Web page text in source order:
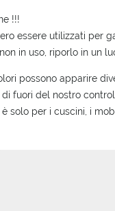
!!!
essere utilizzati per
in uso, riporlo in un
possono apparire
fuori del nostro
è solo per i cuscini, i